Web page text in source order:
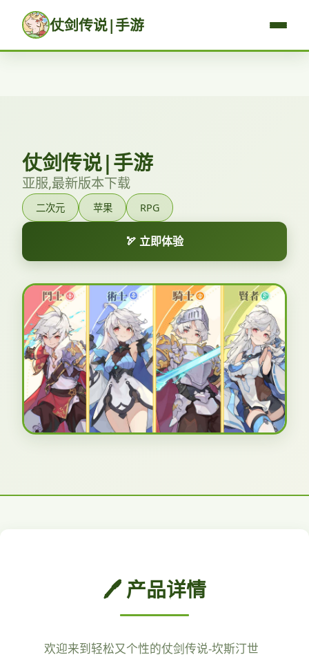
仗剑传说|手游
仗剑传说|手游
亚服,最新版本下载
二次元 苹果 RPG
🏹 立即体验
🖊️ 产品详情
欢迎来到轻松又个性的仗剑传说-坎斯汀世